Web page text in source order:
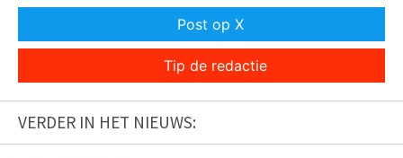
Post op X
Tip de redactie
VERDER IN HET NIEUWS: